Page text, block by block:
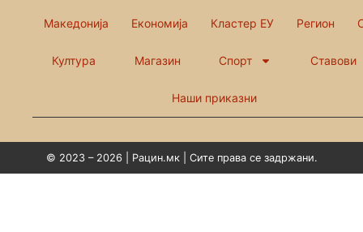
Македонија Економија Кластер ЕУ Регион
Култура Магазин Спорт Ставови
Наши приказни
© 2023 – 2026 | Рацин.мк | Сите права се задржани.